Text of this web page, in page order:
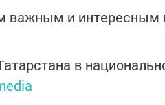
важным и интересным
в